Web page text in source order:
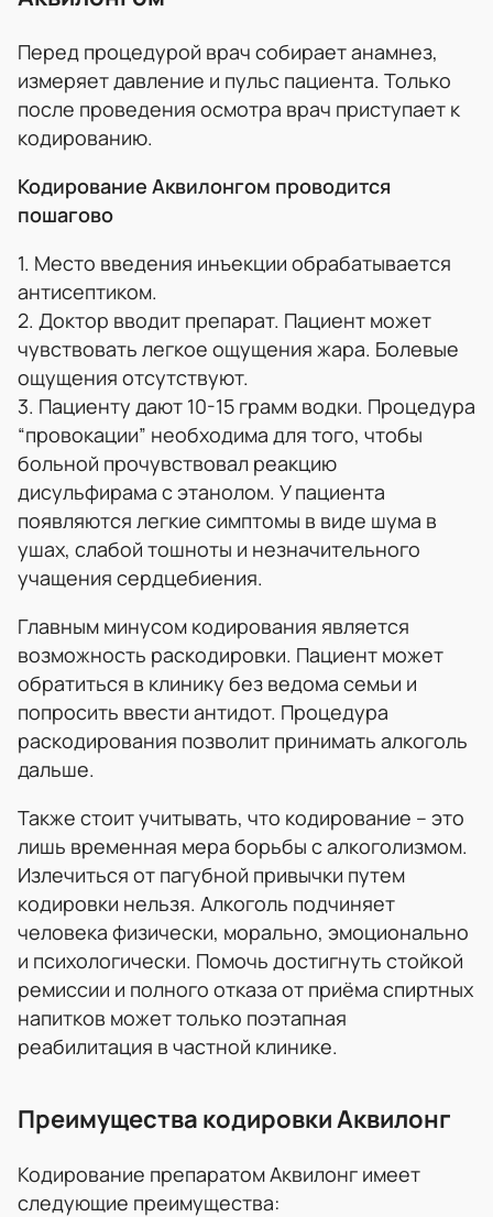
Перед процедурой врач собирает анамнез,
измеряет давление и пульс пациента. Только
после проведения осмотра врач приступает к
кодированию.
Кодирование Аквилонгом проводится
пошагово
1. Место введения инъекции обрабатывается
антисептиком.
2. Доктор вводит препарат. Пациент может
чувствовать легкое ощущения жара. Болевые
ощущения отсутствуют.
3. Пациенту дают 10-15 грамм водки. Процедура
“провокации” необходима для того, чтобы
больной прочувствовал реакцию
дисульфирама с этанолом. У пациента
появляются легкие симптомы в виде шума в
ушах, слабой тошноты и незначительного
учащения сердцебиения.
Главным минусом кодирования является
возможность раскодировки. Пациент может
обратиться в клинику без ведома семьи и
попросить ввести антидот. Процедура
раскодирования позволит принимать алкоголь
дальше.
Также стоит учитывать, что кодирование – это
лишь временная мера борьбы с алкоголизмом.
Излечиться от пагубной привычки путем
кодировки нельзя. Алкоголь подчиняет
человека физически, морально, эмоционально
и психологически. Помочь достигнуть стойкой
ремиссии и полного отказа от приёма спиртных
напитков может только поэтапная
реабилитация в частной клинике.
Преимущества кодировки Аквилонг
Кодирование препаратом Аквилонг имеет
следующие преимущества: